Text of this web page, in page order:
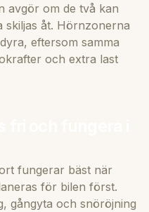
avgör om de två kan
skiljas åt. Hörnzonerna
eftersom samma
och extra last
fungerar bäst när
för bilen först.
gångyta och snöröjning